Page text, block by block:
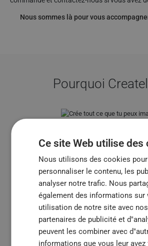
Nous sommes là pour vous
Pourquoi
Imaginer
Place de marché à la demande
créer des accessoires, des tasses
de fête
Designs
Ce site Web utilise des
Nous utilisons des cookies pour
personnaliser le contenu, les
analyser notre trafic. Nous
également des informations sur
utilisation de notre site avec nos
partenaires de publicité et
peuvent les combiner avec
informations que vous leur avez